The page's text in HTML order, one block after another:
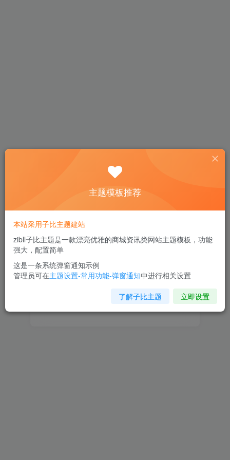
邮箱
设置新密码
重复密码
确认提交
主题模板推荐
本站采用子比主题建站
zibll子比主题是一款漂亮优雅的商城资讯类网站主题模板，功能
强大，配置简单
这是一条系统弹窗通知示例
管理员可在主题设置-常用功能-弹窗通知中进行相关设置
了解子比主题 立即设置